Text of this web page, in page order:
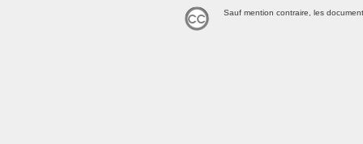
Sauf mention contraire, les